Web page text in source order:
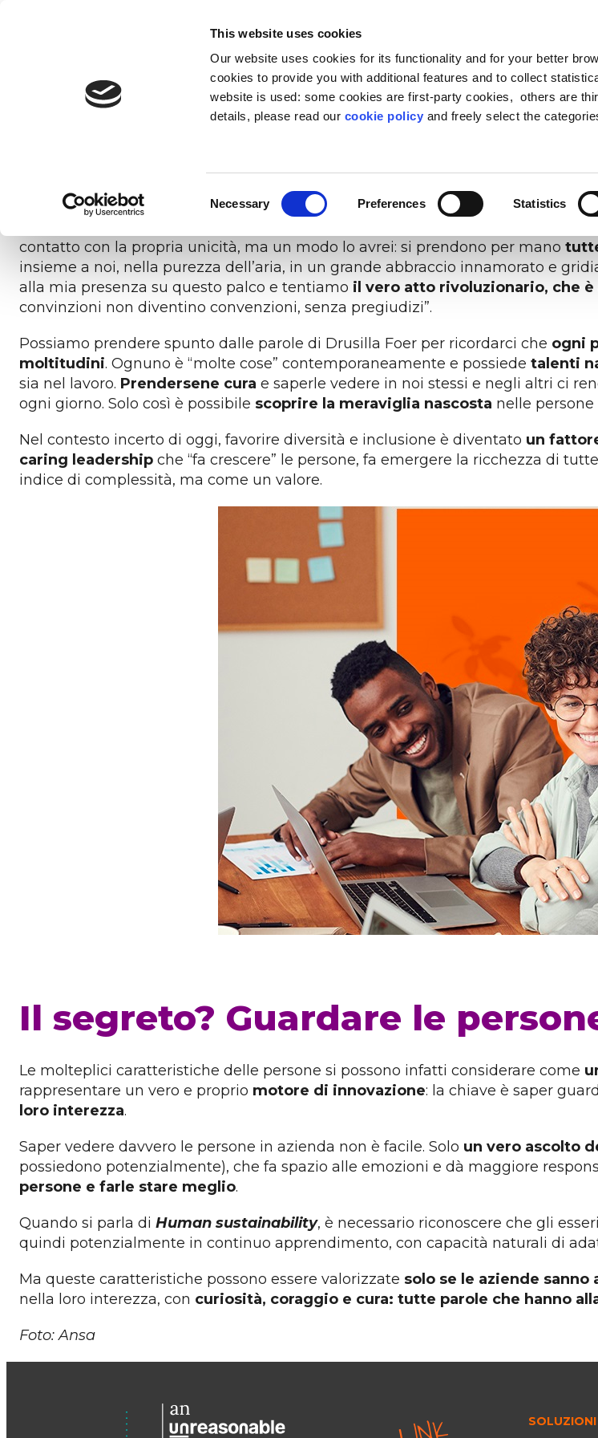
This website uses cookies
Our website uses cookies for its functionality and for your better
cookies to provide you with additional features and to collect
website is used: some cookies are first-party cookies, others are
details, please read our cookie policy and freely select the
Necessary Preferences Statistics
sviluppo senza precedenti
INNOVAZIONE
cambiamento in risorse per l’azienda
la formazione basata sulla vita
CHI SIAMO
a impatto sociale
BLOG & RISORSE
“La parola‘diversità’
non mi piace perché ha in sé qualcosa di comparativo e
coglierla nell’altro e pensiamo di essere unici. Facile? Per niente, perché per
composta, di cosa siamo fatti. Le ambizioni, i valori, le convinzioni, i talenti, ma
e dobbiamo prendercene cura”.
contatto con la propria unicità, ma un modo lo avrei: si prendono per mano
insieme a noi, nella purezza dell’aria, in un grande abbraccio innamorato e
alla mia presenza su questo palco e tentiamo il vero atto rivoluzionario, che
convinzioni non diventino convenzioni, senza pregiudizi”.
Possiamo prendere spunto dalle parole di Drusilla Foer per ricordarci che ogni
moltitudini. Ognuno è “molte cose” contemporaneamente e possiede talenti
sia nel lavoro. Prendersene cura e saperle vedere in noi stessi e negli altri ci
ogni giorno. Solo così è possibile scoprire la meraviglia nascosta nelle
Nel contesto incerto di oggi, favorire diversità e inclusione è diventato un
caring leadership che “fa crescere” le persone, fa emergere la ricchezza di
indice di complessità, ma come un valore.
Il segreto? Guardare le
Le molteplici caratteristiche delle persone si possono infatti considerare come
rappresentare un vero e proprio motore di innovazione: la chiave è saper
loro interezza.
Saper vedere davvero le persone in azienda non è facile. Solo un vero ascolto
possiedono potenzialmente), che fa spazio alle emozioni e dà maggiore
persone e farle stare meglio.
Quando si parla di Human sustainability, è necessario riconoscere che gli
quindi potenzialmente in continuo apprendimento, con capacità naturali di
Ma queste caratteristiche possono essere valorizzate solo se le aziende sanno
nella loro interezza, con curiosità, coraggio e cura: tutte parole che hanno
Foto: Ansa
SOLUZIONI